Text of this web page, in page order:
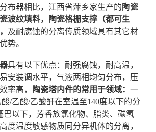
布器相比，江西省萍乡家生产的 陶瓷
波纹填料，陶瓷格栅支撑（都可生
及耐腐蚀的分离传质领域具有其它材
势。
具有以下优点：耐强腐蚀，耐高温，
安装调水平，气液两相均匀分布，压
率高，
陶瓷塔内件的常用于领域： 一
/乙酸/乙酸酐在室温至140度以下的分
巴以下，芳香族氯化物、脂类、碳氢
度温度敏感物质同分异机体的分离，